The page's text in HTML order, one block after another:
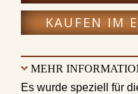
KAUFEN IM
MEHR
Es wurde speziell für